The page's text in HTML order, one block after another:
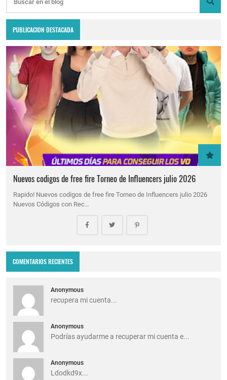
PUBLICACION DESTACADA
Nuevos codigos de free fire Torneo de Influencers julio 2026
Rapido! Nuevos codigos de free fire Torneo de Influencers julio 2026
Nuevos Códigos con Rec…
COMENTARIOS RECIENTES
Anonymous
recupera mi cuenta...
Anonymous
Podrías ayudarme a recuperar mi cuenta e...
Anonymous
Ldodkd9x...